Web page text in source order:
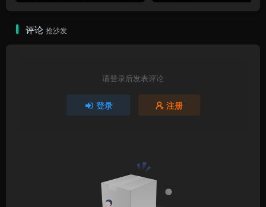
评论 抢沙发
请登录后发表评论
登录 注册